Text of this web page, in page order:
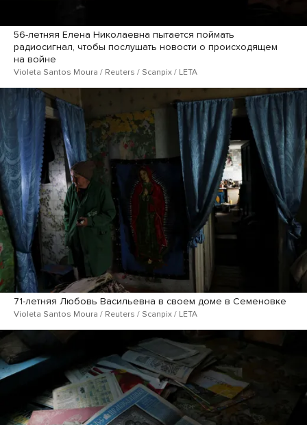
56-летняя Елена Николаевна пытается поймать
радиосигнал, чтобы послушать новости о происходящем
на войне
Violeta Santos Moura / Reuters / Scanpix / LETA
71-летняя Любовь Васильевна в своем доме в Семеновке
Violeta Santos Moura / Reuters / Scanpix / LETA